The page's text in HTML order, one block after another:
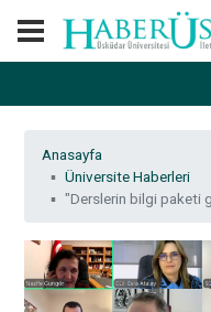
Anasayfa
Üniversite Haberleri
"Derslerin bilgi paketi